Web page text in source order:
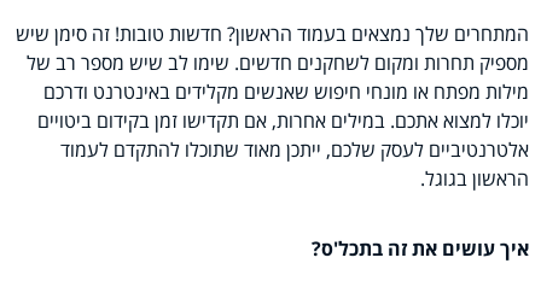
המתחרים שלך נמצאים בעמוד הראשון? חדשות טובות! זה סימן שיש
מספיק תחרות ומקום לשחקנים חדשים. שימו לב שיש מספר רב של
מילות מפתח או מונחי חיפוש שאנשים מקלידים באינטרנט ודרכם
יוכלו למצוא אתכם. במילים אחרות, אם תקדישו זמן בקידום ביטויים
אלטרנטיביים לעסק שלכם, ייתכן מאוד שתוכלו להתקדם לעמוד
הראשון בגוגל.
איך עושים את זה בתכל'ס?